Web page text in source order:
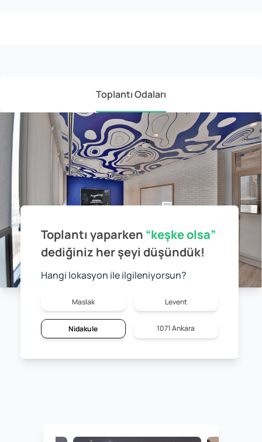
Toplantı Odaları
Toplantı yaparken “keşke olsa”
dediğiniz her şeyi düşündük!
Hangi lokasyon ile ilgileniyorsun?
Maslak Levent
Nidakule 1071 Ankara